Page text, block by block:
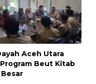
Aceh Utara
Beut Kitab